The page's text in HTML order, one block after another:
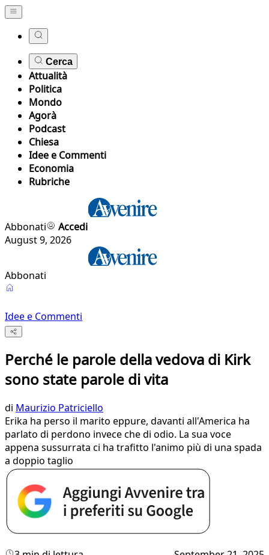
Cerca
Attualità
Politica
Mondo
Agorà
Podcast
Chiesa
Idee e Commenti
Economia
Rubriche
Abbonati
Accedi
August 9, 2026
Abbonati
Idee e Commenti
Perché le parole della vedova di Kirk
sono state parole di vita
di Maurizio Patriciello
Erika ha perso il marito eppure, davanti all'America ha
parlato di perdono invece che di odio. La sua voce
appena sussurrata ci ha trafitto l'animo più di una spada
a doppio taglio